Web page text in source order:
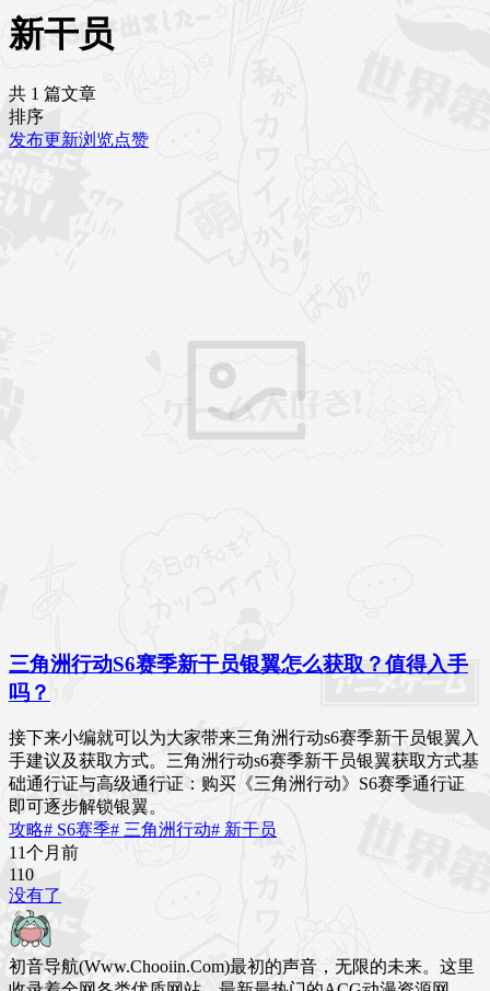
新干员
共 1 篇文章
排序
发布更新浏览点赞
三角洲行动S6赛季新干员银翼怎么获取？值得入手
吗？
接下来小编就可以为大家带来三角洲行动s6赛季新干员银翼入
手建议及获取方式。三角洲行动s6赛季新干员银翼获取方式基
础通行证与高级通行证：购买《三角洲行动》S6赛季通行证
即可逐步解锁银翼。
攻略# S6赛季# 三角洲行动# 新干员
11个月前
110
没有了
初音导航(Www.Chooiin.Com)最初的声音，无限的未来。这里